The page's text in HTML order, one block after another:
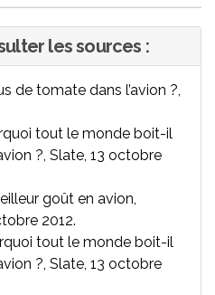
les sources :
de tomate dans l’avion ?,
tout le monde boit-il
?, Slate, 13 octobre
goût en avion,
2012.
tout le monde boit-il
?, Slate, 13 octobre